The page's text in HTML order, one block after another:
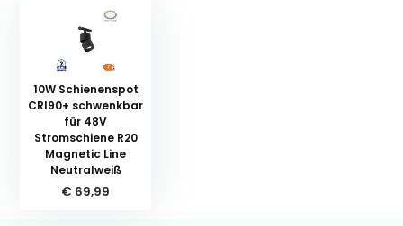
10W Schienenspot
CRI90+ schwenkbar
für 48V
Stromschiene R20
Magnetic Line
Neutralweiß
€ 69,99